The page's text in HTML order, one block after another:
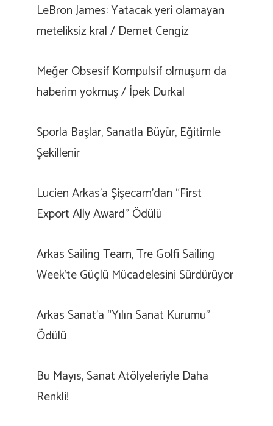
LeBron James: Yatacak yeri olamayan
meteliksiz kral / Demet Cengiz
Meğer Obsesif Kompulsif olmuşum da
haberim yokmuş / İpek Durkal
Sporla Başlar, Sanatla Büyür, Eğitimle
Şekillenir
Lucien Arkas’a Şişecam’dan “First
Export Ally Award” Ödülü
Arkas Sailing Team, Tre Golfi Sailing
Week’te Güçlü Mücadelesini Sürdürüyor
Arkas Sanat’a “Yılın Sanat Kurumu”
Ödülü
Bu Mayıs, Sanat Atölyeleriyle Daha
Renkli!